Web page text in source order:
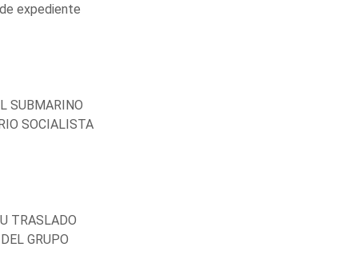
de expediente
SUBMARINO
SOCIALISTA
TRASLADO
GRUPO